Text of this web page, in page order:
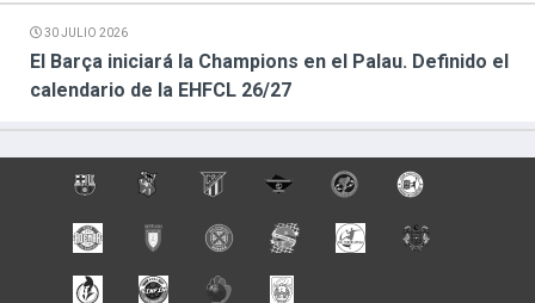
30 JULIO 2026
El Barça iniciará la Champions en el Palau. Definido el
calendario de la EHFCL 26/27